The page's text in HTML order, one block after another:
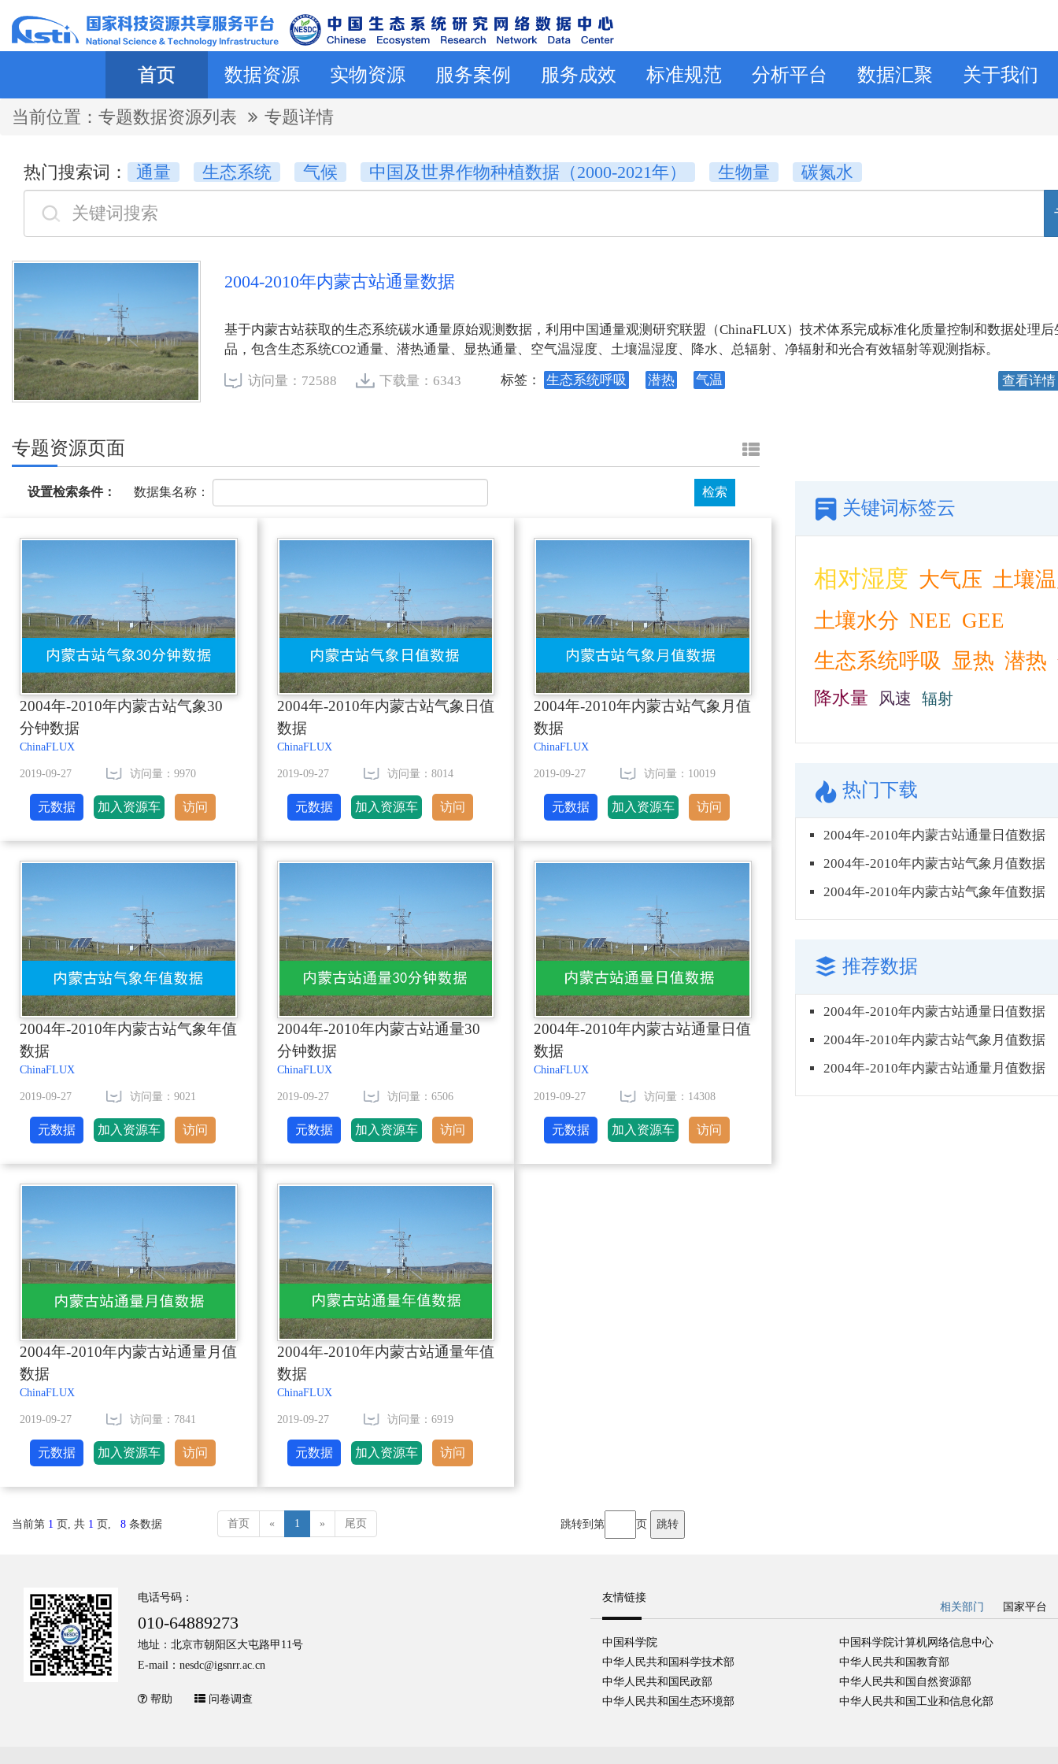
首页 数据资源 实物资源 服务案例 服务成效 标准规范 分析平台 数据汇聚 关于我们
当前位置： 专题数据资源列表 专题详情
热门搜索词： 通量 生态系统 气候 中国及世界作物种植数据（2000-2021年） 生物量 碳氮水
2004-2010年内蒙古站通量数据
基于内蒙古站获取的生态系统碳水通量原始观测数据，利用中国通量观测研究联盟（ChinaFLUX）技术体系完成标准化质量控制和数据处理
品，包含生态系统CO2通量、潜热通量、显热通量、空气温湿度、土壤温湿度、降水、总辐射、净辐射和光合有效辐射等观测指标。
标签： 生态系统呼吸 潜热 气温
访问量：72588 下载量：6343 查看详情
专题资源页面
设置检索条件： 数据集名称： 检索
2004年-2010年内蒙古站气象30
分钟数据
ChinaFLUX
2019-09-27 访问量：9970
元数据 加入资源车 访问
2004年-2010年内蒙古站气象日值
数据
ChinaFLUX
2019-09-27 访问量：8014
元数据 加入资源车 访问
2004年-2010年内蒙古站气象月值
数据
ChinaFLUX
2019-09-27 访问量：10019
元数据 加入资源车 访问
2004年-2010年内蒙古站气象年值
数据
ChinaFLUX
2019-09-27 访问量：9021
元数据 加入资源车 访问
2004年-2010年内蒙古站通量30
分钟数据
ChinaFLUX
2019-09-27 访问量：6506
元数据 加入资源车 访问
2004年-2010年内蒙古站通量日值
数据
ChinaFLUX
2019-09-27 访问量：14308
元数据 加入资源车 访问
2004年-2010年内蒙古站通量月值
数据
ChinaFLUX
2019-09-27 访问量：7841
元数据 加入资源车 访问
2004年-2010年内蒙古站通量年值
数据
ChinaFLUX
2019-09-27 访问量：6919
元数据 加入资源车 访问
当前第 1 页, 共 1 页, 8 条数据 首页 « 1 » 尾页 跳转到第 页
关键词标签云
相对湿度 大气压 土壤
土壤水分 NEE GEE
生态系统呼吸
显热 潜热
降水量 风速 辐射
热门下载
2004年-2010年内蒙古站通量日值数据
2004年-2010年内蒙古站气象月值数据
2004年-2010年内蒙古站气象年值数据
推荐数据
2004年-2010年内蒙古站通量日值数据
2004年-2010年内蒙古站气象月值数据
2004年-2010年内蒙古站通量月值数据
电话号码：
010-64889273
地址：北京市朝阳区大屯路甲11号
E-mail：nesdc@igsnrr.ac.cn
帮助 问卷调查
友情链接
相关部门
国家平台
中国科学院
中国科学院计算机网络信息中心
中华人民共和国科学技术部
中华人民共和国教育部
中华人民共和国民政部
中华人民共和国自然资源部
中华人民共和国生态环境部
中华人民共和国工业和信息化部